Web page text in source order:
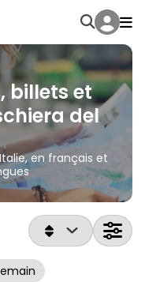
billets et
del
en français et